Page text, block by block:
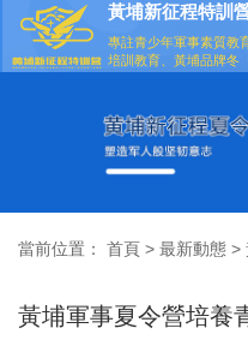
黃埔新征程特訓
專註青少年軍事素質教
培訓教育、黃埔品牌冬
當前位置： 首頁 > 最新動態 >
黃埔軍事夏令營培養